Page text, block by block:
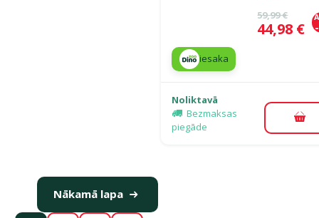
Oriģinālā
59,99 €
Cena
44,98 €
iesaka
Noliktavā
Bezmaksas
piegāde
Nākamā lapa